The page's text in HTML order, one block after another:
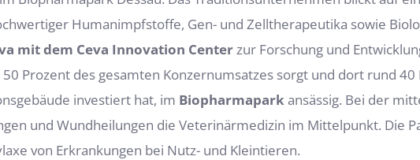
Humanimpfstoffe, Gen- und Zelltherapeutika sowie
mit dem Ceva Innovation Centerzur Forschung und
Prozent des gesamten Konzernumsatzes sorgt und dort rund
investiert hat, im Biopharmaparkansässig. Bei der
und Wundheilungen die Veterinärmedizin im Mittelpunkt. Die
von Erkrankungen bei Nutz- und Kleintieren.